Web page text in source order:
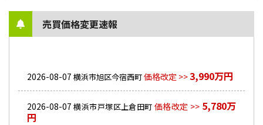
売買価格変更速報
2026-08-07 横浜市旭区今宿西町価格改定 >>3,990万円
2026-08-07 横浜市戸塚区上倉田町 価格改定 >> 5,780万
円